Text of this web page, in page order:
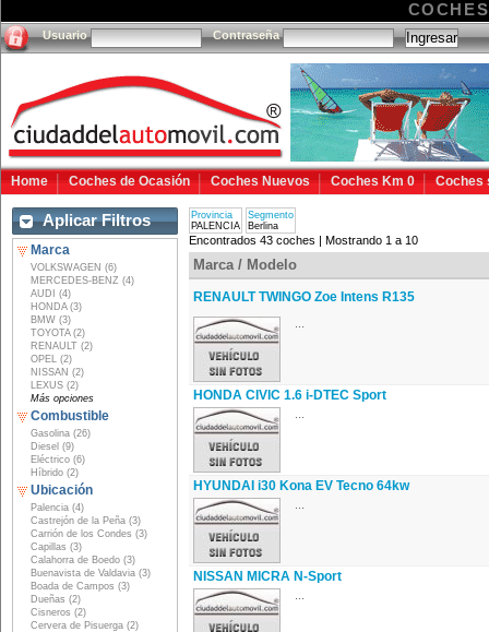
Usuario Contraseña
Home Coches de Ocasión Coches Nuevos Coches Km 0 Coches
Aplicar Filtros
Marca
VOLKSWAGEN (6)
MERCEDES-BENZ (4)
AUDI (4)
HONDA (3)
BMW (3)
TOYOTA (2)
RENAULT (2)
OPEL (2)
NISSAN (2)
LEXUS (2)
Más opciones
Combustible
Gasolina (26)
Diesel (9)
Eléctrico (6)
Híbrido (2)
Ubicación
Palencia (4)
Castrejón de la Peña (3)
Carrión de los Condes (3)
Capillas (3)
Calahorra de Boedo (3)
Buenavista de Valdavia (3)
Boada de Campos (3)
Dueñas (2)
Cisneros (2)
Cervera de Pisuerga (2)
Provincia
PALENCIA
Segmento
Berlina
Encontrados 43 coches | Mostrando 1 a 10
Marca / Modelo
RENAULT TWINGO Zoe Intens R135
HONDA CIVIC 1.6 i-DTEC Sport
HYUNDAI i30 Kona EV Tecno 64kw
NISSAN MICRA N-Sport